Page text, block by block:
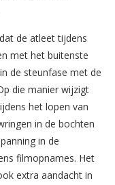
de atleet tijdens
met het buitenste
de steunfase met de
die manier wijzigt
het lopen van
in de bochten
in de
filmopnames. Het
extra aandacht in